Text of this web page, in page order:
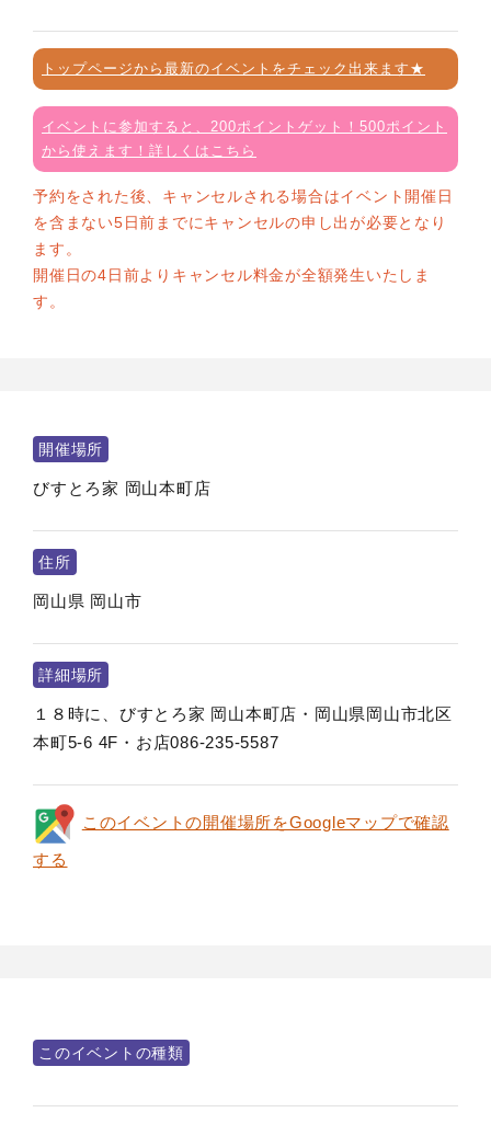
トップページから最新のイベントをチェック出来ます★
イベントに参加すると、200ポイントゲット！500ポイント
から使えます！詳しくはこちら
予約をされた後、キャンセルされる場合はイベント開催日
を含まない5日前までにキャンセルの申し出が必要となり
ます。
開催日の4日前よりキャンセル料金が全額発生いたしま
す。
開催場所
びすとろ家 岡山本町店
住所
岡山県 岡山市
詳細場所
１８時に、びすとろ家 岡山本町店・岡山県岡山市北区
本町5-6 4F・お店086-235-5587
このイベントの開催場所をGoogleマップで確認
する
このイベントの種類